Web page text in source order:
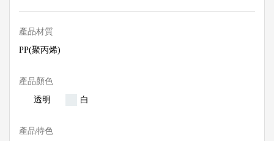
產品材質
PP(聚丙烯)
產品顏色
透明
白
產品特色